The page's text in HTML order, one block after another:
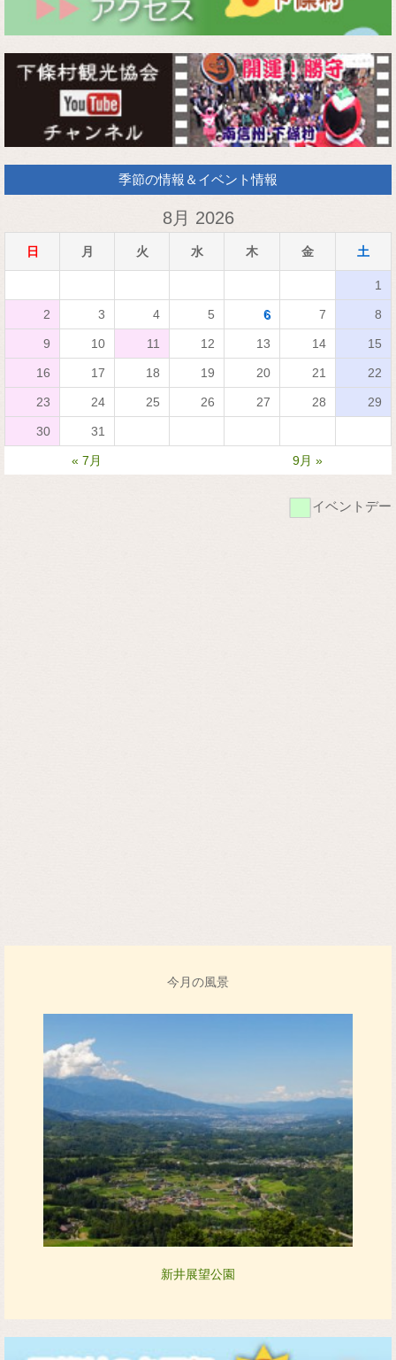
季節の情報＆イベント情報
8月 2026
日 月 火 水 木 金 土
1
2 3 4 5 6 7 8
9 10 11 12 13 14 15
16 17 18 19 20 21 22
23 24 25 26 27 28 29
30 31
« 7月 9月 »
■イベントデー
今月の風景
新井展望公園